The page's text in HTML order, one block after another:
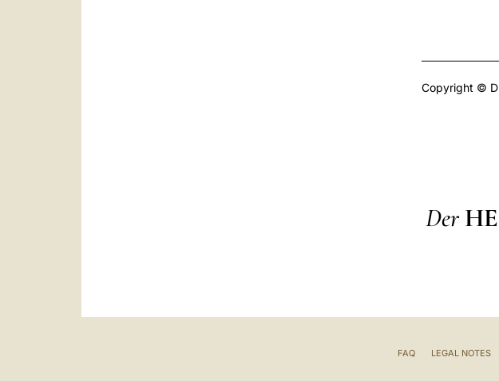
Copyright ©
Der
FAQ LEGAL NOTES